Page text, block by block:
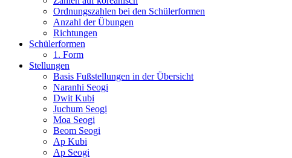
Ordnungszahlen bei den Schülerformen
Anzahl der Übungen
Richtungen
Schülerformen
1. Form
Stellungen
Basis Fußstellungen in der Übersicht
Naranhi Seogi
Dwit Kubi
Juchum Seogi
Moa Seogi
Beom Seogi
Ap Kubi
Ap Seogi